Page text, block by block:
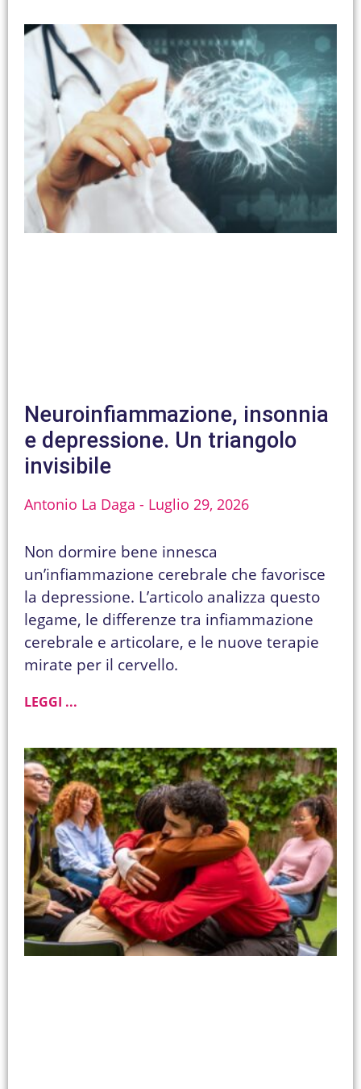
Neuroinfiammazione, insonnia
e depressione. Un triangolo
invisibile
Antonio La Daga Luglio 29, 2026
Non dormire bene innesca
un’infiammazione cerebrale che favorisce
la depressione. L’articolo analizza questo
legame, le differenze tra infiammazione
cerebrale e articolare, e le nuove terapie
mirate per il cervello.
LEGGI ...